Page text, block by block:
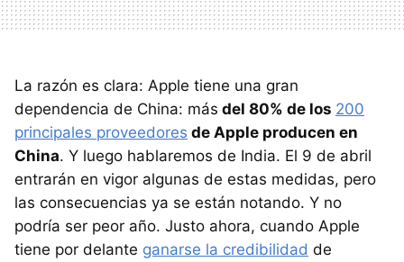
La razón es clara: Apple tiene una gran
dependencia de China: más del 80% de los 200
principales proveedores de Apple producen en
China. Y luego hablaremos de India. El 9 de abril
entrarán en vigor algunas de estas medidas, pero
las consecuencias ya se están notando. Y no
podría ser peor año. Justo ahora, cuando Apple
tiene por delante ganarse la credibilidad de